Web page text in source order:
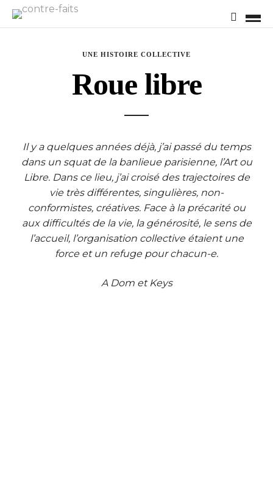
UNE HISTOIRE COLLECTIVE
Roue libre
Il y a quelques années déjà, j’ai passé du temps
dans un squat de la banlieue parisienne, l’Art ou
Libre. Dans ce lieu, j’ai croisé des trajectoires de
vie très différentes, singulières, non-
conformistes, créatives. Face à la précarité ou
aux difficultés de la vie, la générosité, le sens de
l’accueil, l’organisation collective étaient une
force et un refuge pour chacun-e.
A Dom et Keys